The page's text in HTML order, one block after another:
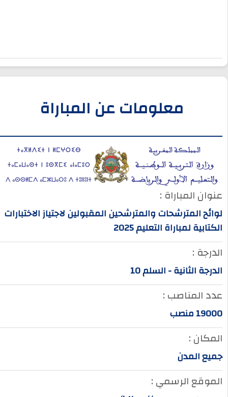
معلومات عن المباراة
عنوان المباراة :
لوائح المترشحات والمترشحين المقبولين لاجتياز الاختبارات
الكتابية لمباراة التعليم 2025
الدرجة :
الدرجة الثانية - السلم 10
عدد المناصب :
19000 منصب
المكان :
جميع المدن
الموقع الرسمي :